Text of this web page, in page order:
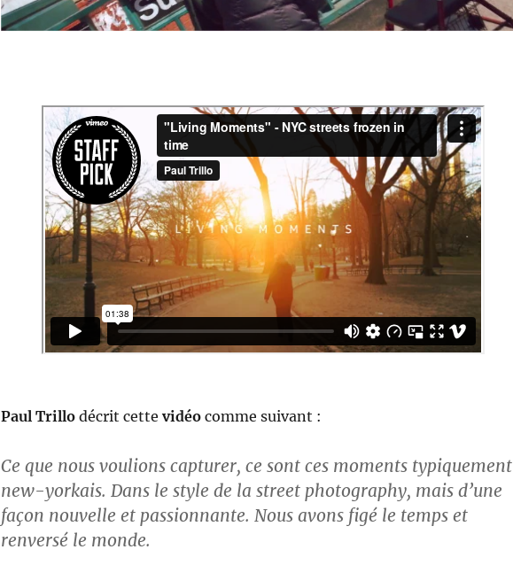
Paul Trillodécrit cette vidéocomme suivant :
Ce que nous voulions capturer, ce sont ces moments typiquement
new-yorkais. Dans le style de la street photography, mais d’une
façon nouvelle et passionnante. Nous avons figé le temps et
renversé le monde.